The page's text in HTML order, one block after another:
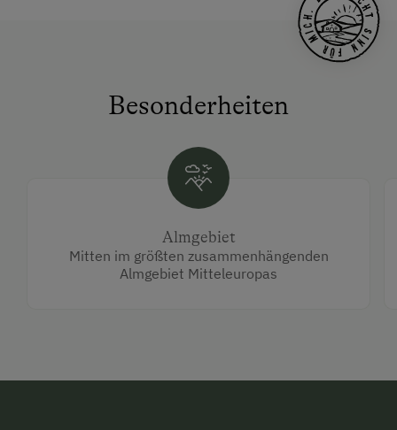
Besonderheiten
Almgebiet
Mitten im größten zusammenhängenden
Almgebiet Mitteleuropas